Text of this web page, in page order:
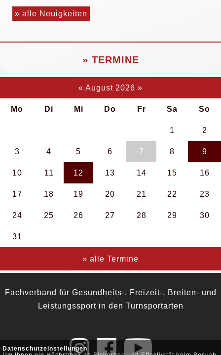
Datenschutzeinstellungen
» alle Neuigkeiten
» TERMINE
« August 2026 »
Mo Di Mi Do Fr Sa So
1 2
3 4 5 6 7 8 9
10 11 12 13 14 15 16
17 18 19 20 21 22 23
24 25 26 27 28 29 30
31
» alle Termine
Fachverband für Gesundheits-, Freizeit-, Breiten- und
Leistungssport in den Turnsportarten